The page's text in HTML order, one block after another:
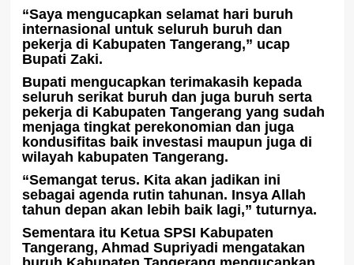
“Saya mengucapkan selamat hari buruh
internasional untuk seluruh buruh dan
pekerja di Kabupaten Tangerang,” ucap
Bupati Zaki.
Bupati mengucapkan terimakasih kepada
seluruh serikat buruh dan juga buruh serta
pekerja di Kabupaten Tangerang yang sudah
menjaga tingkat perekonomian dan juga
kondusifitas baik investasi maupun juga di
wilayah kabupaten Tangerang.
“Semangat terus. Kita akan jadikan ini
sebagai agenda rutin tahunan. Insya Allah
tahun depan akan lebih baik lagi,” tuturnya.
Sementara itu Ketua SPSI Kabupaten
Tangerang, Ahmad Supriyadi mengatakan